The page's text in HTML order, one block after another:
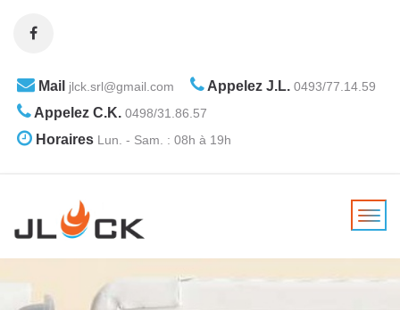
Mail jlck.srl@gmail.com Appelez J.L. 0493/77.14.59
Appelez C.K. 0498/31.86.57
Horaires Lun. - Sam. : 08h à 19h